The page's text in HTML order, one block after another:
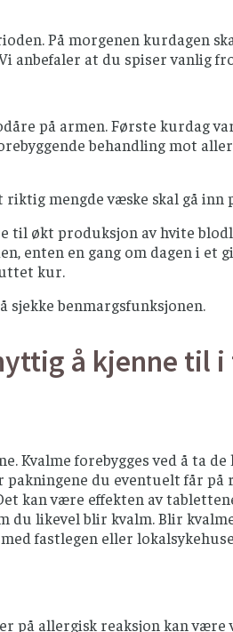
På morgenen kurdagen
anbefaler at du spiser vanlig
på armen. Første kurdag
behandling mot
mengde væske skal gå inn
økt produksjon av hvite
enten en gang om dagen i
kur.
sjekke benmargsfunksjonen.
å kjenne til i
Kvalme forebygges ved å ta
du eventuelt får på
kan være effekten av
du likevel blir kvalm. Blir
fastlegen eller
på allergisk reaksjon kan